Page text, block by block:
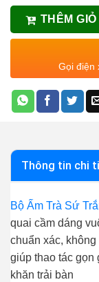
THÊM
Gọi điện
Thông tin chi
Bộ Ấm Trà Sứ
quai cầm dáng
chuẩn xác,
giúp thao tác gọn
khăn trải bàn